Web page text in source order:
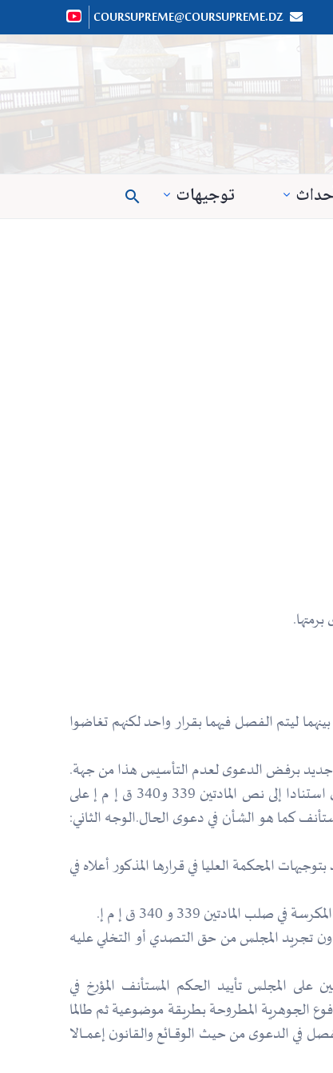


COURSUPREME@COURSUPREME.DZ
توجيهات 
إلى ضم القضية موضوع الطعن الحالي إلى القضية رقم 0903/17 لوجود ارتباط بينهما ليتم الفصل فيهما بقرار واحد لكنهم تغاضوا
حيث من جهة ثانية فإن القضاة اكتفوا بمناقشة المادة 81 ق إ م إ وطبقوا توجيهات المحكمة العليا دون التطرق لموضوع الدعوى استنادا إلى نص المادتين 339 و340 ق إ م إ على
كما هو الشأن في دعوى الحال.الوجه الثاني:
المحكمة العليا في قرارها المذكور أعلاه في
339 و 340 ق إ م إ.
تجريد المجلس من حق التصدي أو التخلي عليه
المجلس تأييد الحكم المستأنف المؤرخ في
الجوهرية المطروحة بطريقة موضوعية ثم طالما
الطاعن من هيئة المحكمة العليا الفصل في الدعوى من حيث الوقـــائع والقانون إعمــــالا